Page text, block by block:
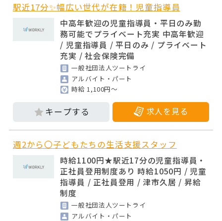
駅近17分✨幅広い世代が在籍！児童指導員
中高年歓迎の児童指導員・平日のみ勤
務可能でプライベート充実 中高年歓迎
/ 児童指導員 / 平日のみ / プライベート
充実 / 社会保険完備
一般社団法人ツートライ
アルバイト・パート
時給 1,100円～
求人を見る
週2から〇子どもたちの生活支援スタッフ
時給1100円★駅近17分の児童指導員・
正社員登用制度あり 時給1050円 / 児童
指導員 / 正社員登用 / 津市久居 / 昇給
制度
一般社団法人ツートライ
アルバイト・パート